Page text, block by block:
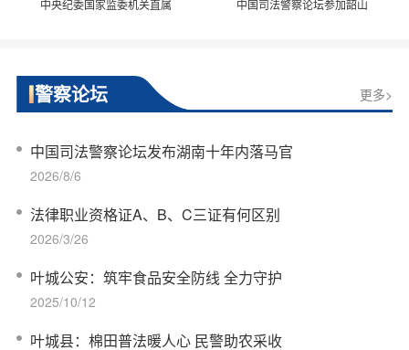
中央纪委国家监委机关直属 中国司法警察论坛参加韶山
警察论坛 更多>
中国司法警察论坛发布湖南十年内落马官
2026/8/6
法律职业资格证A、B、C三证有何区别
2026/3/26
叶城公安：筑牢食品安全防线 全力守护
2025/10/12
叶城县：棉田普法暖人心 民警助农采收